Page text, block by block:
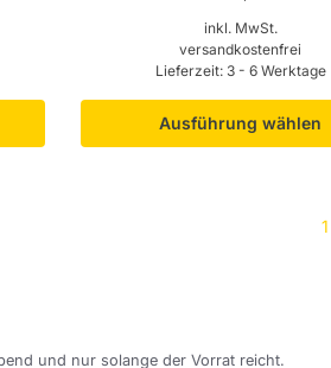
inkl. MwSt.
versandkostenfrei
Lieferzeit: 3 - 6 Werktage
Ausführung wählen
1
und nur solange der Vorrat reicht.